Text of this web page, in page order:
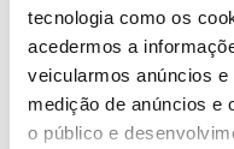
tecnologia como os
acedermos a
veicularmos anúncios
medição de anúncios e
o público e
0-100 EUR
100 - 200 EUR
200 - 300 EUR
Wuxi Xishan
Wuxi, China
10,83 km do centro da cidade